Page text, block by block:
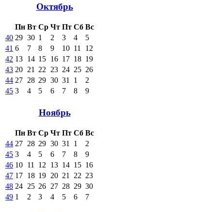
Октябрь
Пн Вт Ср Чт Пт Сб Вс
40 29 30 1 2 3 4
5
41 6 7 8 9 10 11
12
42 13 14 15 16 17 18 19
43 20 21 22 23 24 25 26
44 27 28 29 30 31 1
2
45 3 4 5 6 7 8 9
Ноябрь
Пн Вт Ср Чт Пт Сб Вс
44 27 28 29 30 31 1
2
45 3 4 5 6 7 8
9
46 10 11 12 13 14 15 16
47 17 18 19 20 21 22 23
48 24 25 26 27 28 29 30
49 1 2 3 4 5 6 7